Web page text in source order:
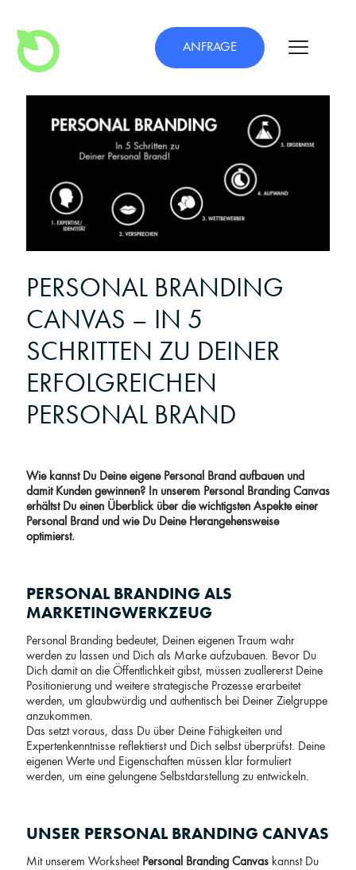
ANFRAGE
PERSONAL BRANDING
CANVAS – IN 5
SCHRITTEN ZU DEINER
ERFOLGREICHEN
PERSONAL BRAND
Wie kannst Du Deine eigene Personal Brand aufbauen und
damit Kunden gewinnen? In unserem Personal Branding Canvas
erhältst Du einen Überblick über die wichtigsten Aspekte einer
Personal Brand und wie Du Deine Herangehensweise
optimierst.
PERSONAL BRANDING ALS
MARKETINGWERKZEUG
Personal Branding bedeutet, Deinen eigenen Traum wahr
werden zu lassen und Dich als Marke aufzubauen. Bevor Du
Dich damit an die Öffentlichkeit gibst, müssen zuallererst Deine
Positionierung und weitere strategische Prozesse erarbeitet
werden, um glaubwürdig und authentisch bei Deiner Zielgruppe
anzukommen.
Das setzt voraus, dass Du über Deine Fähigkeiten und
Expertenkenntnisse reflektierst und Dich selbst überprüfst. Deine
eigenen Werte und Eigenschaften müssen klar formuliert
werden, um eine gelungene Selbstdarstellung zu entwickeln.
UNSER PERSONAL BRANDING CANVAS
Mit unserem Worksheet Personal Branding Canvas kannst Du